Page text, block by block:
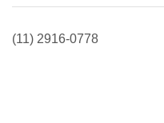
(11) 2916-0778